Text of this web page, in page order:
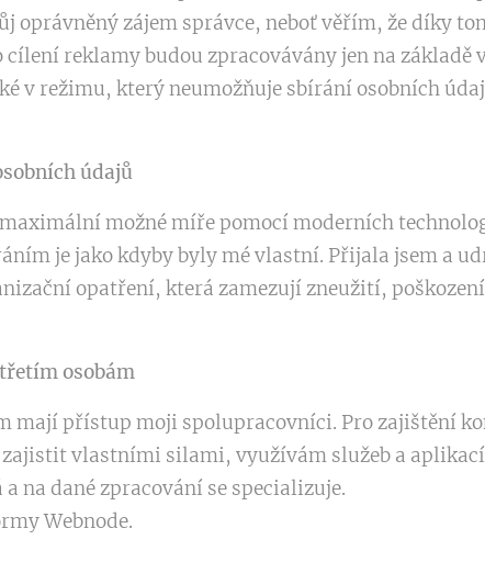
oprávněný zájem správce, neboť věřím, že díky
reklamy budou zpracovávány jen na základě
v režimu, který neumožňuje sbírání osobních
údajů
možné míře pomocí moderních
je jako kdyby byly mé vlastní. Přijala jsem a
opatření, která zamezují zneužití,
osobám
mají přístup moji spolupracovníci. Pro zajištění
zajistit vlastními silami, využívám služeb a
na dané zpracování se specializuje.
Webnode.